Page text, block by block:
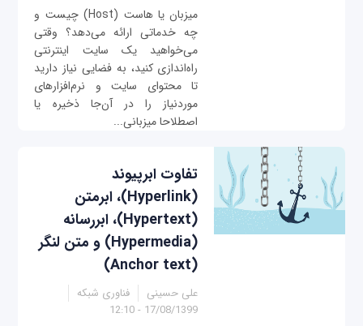
میزبان یا هاست (Host) چیست و
چه خدماتی ارائه می‌دهد؟ وقتی
می‌خواهید یک سایت اینترنتی
راه‌اندازی کنید، به فضایی نیاز دارید
تا محتوای سایت و نرم‌افزارهای
موردنیاز را در آن‌جا ذخیره یا
اصطلاحا میزبانی...
تفاوت ابرپیوند
(Hyperlink)، ابرمتن
(Hypertext)، ابررسانه
(Hypermedia) و متن لنگر
(Anchor text)
علی حسینی
فناوری شبکه
17/08/1399 - 12:10